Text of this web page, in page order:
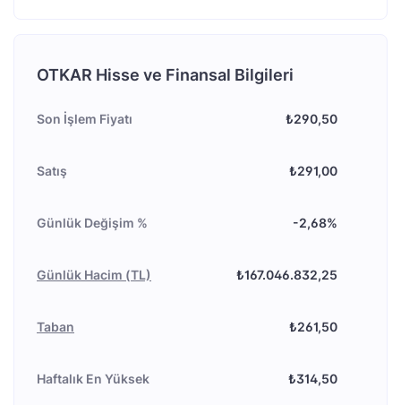
OTKAR Hisse ve Finansal Bilgileri
Son İşlem Fiyatı ₺290,50
Satış ₺291,00
Günlük Değişim % -2,68%
Günlük Hacim (TL) ₺167.046.832,25
Taban ₺261,50
Haftalık En Yüksek ₺314,50